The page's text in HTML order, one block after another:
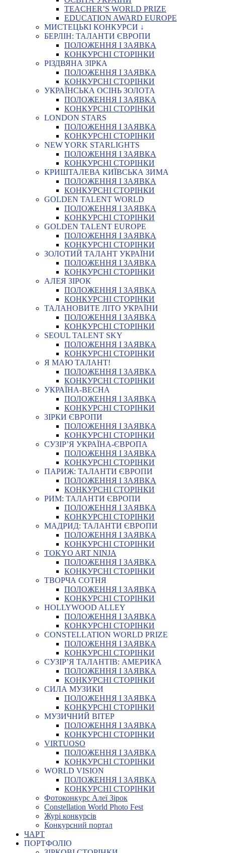
TEACHER’S WORLD PRIZE
EDUCATION AWARD EUROPE
МИСТЕЦЬКІ КОНКУРСИ ↓
БЕРЛІН: ТАЛАНТИ ЄВРОПИ
ПОЛОЖЕННЯ І ЗАЯВКА
КОНКУРСНІ СТОРІНКИ
РІЗДВЯНА ЗІРКА
ПОЛОЖЕННЯ І ЗАЯВКА
КОНКУРСНІ СТОРІНКИ
УКРАЇНСЬКА ОСІНЬ ЗОЛОТА
ПОЛОЖЕННЯ І ЗАЯВКА
КОНКУРСНІ СТОРІНКИ
LONDON STARS
ПОЛОЖЕННЯ І ЗАЯВКА
КОНКУРСНІ СТОРІНКИ
NEW YORK STARLIGHTS
ПОЛОЖЕННЯ І ЗАЯВКА
КОНКУРСНІ СТОРІНКИ
КРИШТАЛЕВА КИЇВСЬКА ЗИМА
ПОЛОЖЕННЯ І ЗАЯВКА
КОНКУРСНІ СТОРІНКИ
GOLDEN TALENT WORLD
ПОЛОЖЕННЯ І ЗАЯВКА
КОНКУРСНІ СТОРІНКИ
GOLDEN TALENT EUROPE
ПОЛОЖЕННЯ І ЗАЯВКА
КОНКУРСНІ СТОРІНКИ
ЗОЛОТИЙ ТАЛАНТ УКРАЇНИ
ПОЛОЖЕННЯ І ЗАЯВКА
КОНКУРСНІ СТОРІНКИ
АЛЕЯ ЗІРОК
ПОЛОЖЕННЯ І ЗАЯВКА
КОНКУРСНІ СТОРІНКИ
ТАЛАНОВИТЕ ЛІТО УКРАЇНИ
ПОЛОЖЕННЯ І ЗАЯВКА
КОНКУРСНІ СТОРІНКИ
SEOUL TALENT SKY
ПОЛОЖЕННЯ І ЗАЯВКА
КОНКУРСНІ СТОРІНКИ
Я МАЮ ТАЛАНТ!
ПОЛОЖЕННЯ І ЗАЯВКА
КОНКУРСНІ СТОРІНКИ
УКРАЇНА-ВЕСНА
ПОЛОЖЕННЯ І ЗАЯВКА
КОНКУРСНІ СТОРІНКИ
ЗІРКИ ЄВРОПИ
ПОЛОЖЕННЯ І ЗАЯВКА
КОНКУРСНІ СТОРІНКИ
СУЗІР’Я УКРАЇНА-ЄВРОПА
ПОЛОЖЕННЯ І ЗАЯВКА
КОНКУРСНІ СТОРІНКИ
ПАРИЖ: ТАЛАНТИ ЄВРОПИ
ПОЛОЖЕННЯ І ЗАЯВКА
КОНКУРСНІ СТОРІНКИ
РИМ: ТАЛАНТИ ЄВРОПИ
ПОЛОЖЕННЯ І ЗАЯВКА
КОНКУРСНІ СТОРІНКИ
МАДРИД: ТАЛАНТИ ЄВРОПИ
ПОЛОЖЕННЯ І ЗАЯВКА
КОНКУРСНІ СТОРІНКИ
TOKYO ART NINJA
ПОЛОЖЕННЯ І ЗАЯВКА
КОНКУРСНІ СТОРІНКИ
ТВОРЧА СОТНЯ
ПОЛОЖЕННЯ І ЗАЯВКА
КОНКУРСНІ СТОРІНКИ
HOLLYWOOD ALLEY
ПОЛОЖЕННЯ І ЗАЯВКА
КОНКУРСНІ СТОРІНКИ
CONSTELLATION WORLD PRIZE
ПОЛОЖЕННЯ І ЗАЯВКА
КОНКУРСНІ СТОРІНКИ
СУЗІР’Я ТАЛАНТІВ: АМЕРИКА
ПОЛОЖЕННЯ І ЗАЯВКА
КОНКУРСНІ СТОРІНКИ
СИЛА МУЗИКИ
ПОЛОЖЕННЯ І ЗАЯВКА
КОНКУРСНІ СТОРІНКИ
МУЗИЧНИЙ ВІТЕР
ПОЛОЖЕННЯ І ЗАЯВКА
КОНКУРСНІ СТОРІНКИ
VIRTUOSO
ПОЛОЖЕННЯ І ЗАЯВКА
КОНКУРСНІ СТОРІНКИ
WORLD VISION
ПОЛОЖЕННЯ І ЗАЯВКА
КОНКУРСНІ СТОРІНКИ
Фотоконкурс Алеї Зірок
Constellation World Photo Fest
Журі конкурсів
Конкурсний портал
ЧАРТ
ПОРТФОЛІО